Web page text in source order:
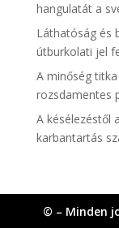
hangulatát a
Láthatóság és
útburkolati jel
A minőség
rozsdamentes
A késélezéstől
karbantartás
© – Minden